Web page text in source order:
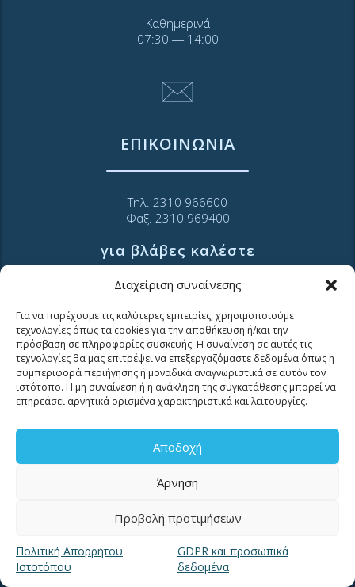
Διαχείριση συναίνεσης
Για να παρέχουμε τις καλύτερες εμπειρίες, χρησιμοποιούμε
τεχνολογίες όπως τα cookies για την αποθήκευση ή/και την
πρόσβαση σε πληροφορίες συσκευής. Η συναίνεση σε αυτές τις
τεχνολογίες θα μας επιτρέψει να επεξεργαζόμαστε δεδομένα όπως η
συμπεριφορά περιήγησης ή μοναδικά αναγνωριστικά σε αυτόν τον
ιστότοπο. Η μη συναίνεση ή η ανάκληση της συγκατάθεσης μπορεί να
επηρεάσει αρνητικά ορισμένα χαρακτηριστικά και λειτουργίες.
Αποδοχή
Άρνηση
Προβολή προτιμήσεων
Πολιτική Απορρήτου
Ιστοτόπου
GDPR και προσωπικά
δεδομένα
Καθημερινά
07:30 ― 14:00
ΕΠΙΚΟΙΝΩΝΙΑ
Τηλ. 2310 966600
Φαξ. 2310 969400
για βλάβες καλέστε
11124
Επικοινωνία για καταναλωτές
Επικοινωνία Συνεργατών και Τρίτων Φορέων
ΧΡΗΣΙΜΑ LINKS
Μουσείο Ύδρευσης ΕΥΑΘ
Ποιότητα του νερού